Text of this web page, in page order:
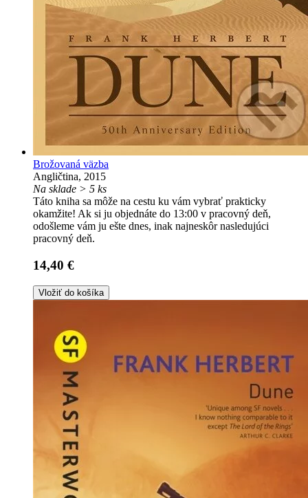
Brožovaná väzba
Angličtina, 2015
Na sklade > 5 ks
Táto kniha sa môže na cestu ku vám vybrať prakticky
okamžite! Ak si ju objednáte do 13:00 v pracovný deň,
odošleme vám ju ešte dnes, inak najneskôr nasledujúci
pracovný deň.
14,40 €
Vložiť do košíka